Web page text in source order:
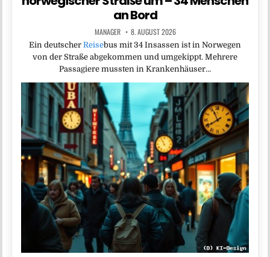
an Bord
MANAGER 8. AUGUST 2026
Ein deutscher Reisebus mit 34 Insassen ist in Norwegen
von der Straße abgekommen und umgekippt. Mehrere
Passagiere mussten in Krankenhäuser…